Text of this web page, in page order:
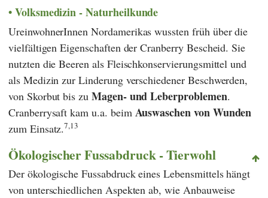
Volksmedizin - Naturheilkunde
UreinwohnerInnen Nordamerikas wussten früh über die
vielfältigen Eigenschaften der Cranberry Bescheid. Sie
nutzten die Beeren als Fleischkonservierungsmittel und
als Medizin zur Linderung verschiedener Beschwerden,
von Skorbut bis zu Magen- und Leberproblemen.
Cranberrysaft kam u.a. beim Auswaschen von Wunden
zum Einsatz.7,13
Ökologischer Fussabdruck - Tierwohl
Der ökologische Fussabdruck eines Lebensmittels hängt
von unterschiedlichen Aspekten ab, wie Anbauweise